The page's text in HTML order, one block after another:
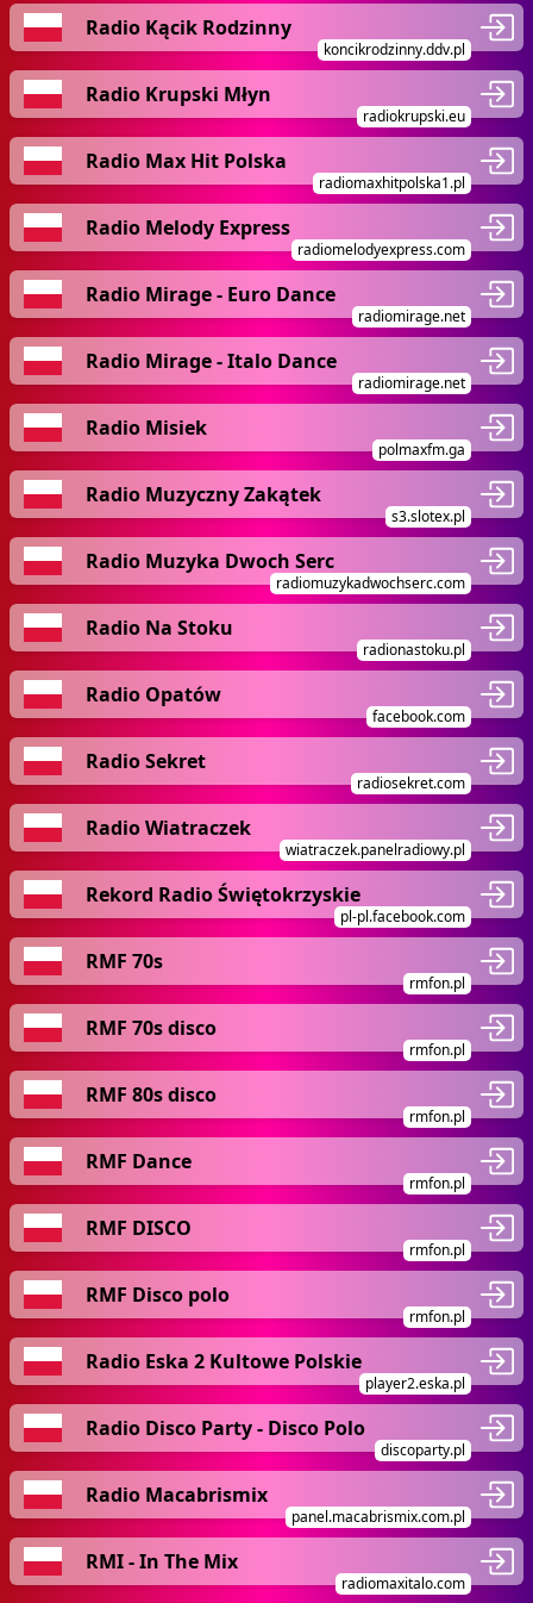
Radio Kącik Rodzinny
koncikrodzinny.ddv.pl
Radio Krupski Młyn
radiokrupski.eu
Radio Max Hit Polska
radiomaxhitpolska1.pl
Radio Melody Express
radiomelodyexpress.com
Radio Mirage - Euro Dance
radiomirage.net
Radio Mirage - Italo Dance
radiomirage.net
Radio Misiek
polmaxfm.ga
Radio Muzyczny Zakątek
s3.slotex.pl
Radio Muzyka Dwoch Serc
radiomuzykadwochserc.com
Radio Na Stoku
radionastoku.pl
Radio Opatów
facebook.com
Radio Sekret
radiosekret.com
Radio Wiatraczek
wiatraczek.panelradiowy.pl
Rekord Radio Świętokrzyskie
pl-pl.facebook.com
RMF 70s
rmfon.pl
RMF 70s disco
rmfon.pl
RMF 80s disco
rmfon.pl
RMF Dance
rmfon.pl
RMF DISCO
rmfon.pl
RMF Disco polo
rmfon.pl
Radio Eska 2 Kultowe Polskie
player2.eska.pl
Radio Disco Party - Disco Polo
discoparty.pl
Radio Macabrismix
panel.macabrismix.com.pl
RMI - In The Mix
radiomaxitalo.com